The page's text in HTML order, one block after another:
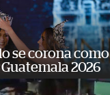
se corona como
2026